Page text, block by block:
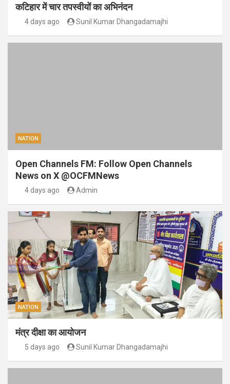
कटिहार में चार तपस्वीयों का अभिनंदन
4 days ago Sunil Kumar Dhangadamajhi
NATION
Open Channels FM: Follow Open Channels
News on X @OCFMNews
4 days ago Admin
NATION
मंत्र दीक्षा का आयोजन
5 days ago Sunil Kumar Dhangadamajhi